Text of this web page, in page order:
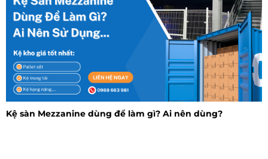
Kệ sàn Mezzanine dùng để làm gì? Ai nên dùng?